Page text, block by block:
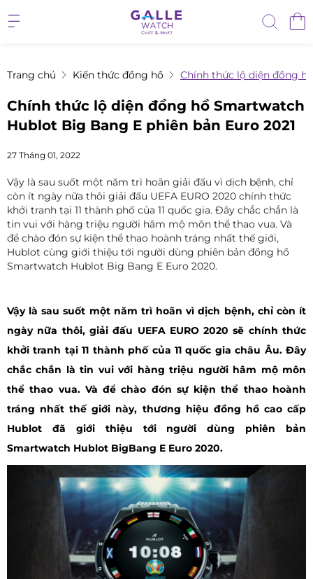
Trang chủ Kiến thức đồng hồ Chính thức lộ diện đồng
Chính thức lộ diện đồng hồ Smartwatch
Hublot Big Bang E phiên bản Euro 2021
27 Tháng 01, 2022
Vậy là sau suốt một năm trì hoãn giải đấu vì dịch bệnh, chỉ
còn ít ngày nữa thôi giải đấu UEFA EURO 2020 chính thức
khởi tranh tại 11 thành phố của 11 quốc gia. Đây chắc chắn là
tin vui với hàng triệu người hâm mộ môn thể thao vua. Và
để chào đón sự kiện thể thao hoành tráng nhất thế giới,
Hublot cùng giới thiệu tới người dùng phiên bản đồng hồ
Smartwatch Hublot Big Bang E Euro 2020.
Vậy là sau suốt một năm trì hoãn vì dịch bệnh, chỉ còn ít
ngày nữa thôi, giải đấu UEFA EURO 2020 sẽ chính thức
khởi tranh tại 11 thành phố của 11 quốc gia châu Âu. Đây
chắc chắn là tin vui với hàng triệu người hâm mộ môn
thể thao vua. Và để chào đón sự kiện thể thao hoành
tráng nhất thế giới này, thương hiệu đồng hồ cao cấp
Hublot đã giới thiệu tới người dùng phiên bản
Smartwatch Hublot BigBang E Euro 2020.